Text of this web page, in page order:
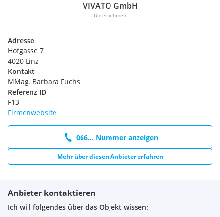
VIVATO GmbH
Unternehmen
Adresse
Hofgasse 7
4020 Linz
Kontakt
MMag. Barbara Fuchs
Referenz ID
F13
Firmenwebsite
066... Nummer anzeigen
Mehr über diesen Anbieter erfahren
Anbieter kontaktieren
Ich will folgendes über das Objekt wissen: